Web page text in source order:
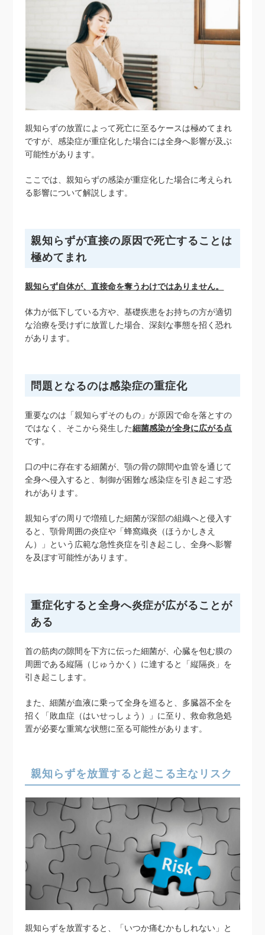
親知らずの放置によって死亡に至るケースは極めてまれ
ですが、感染症が重症化した場合には全身へ影響が及ぶ
可能性があります。
ここでは、親知らずの感染が重症化した場合に考えられ
る影響について解説します。
親知らずが直接の原因で死亡することは
極めてまれ
親知らず自体が、直接命を奪うわけではありません。
体力が低下している方や、基礎疾患をお持ちの方が適切
な治療を受けずに放置した場合、深刻な事態を招く恐れ
があります。
問題となるのは感染症の重症化
重要なのは「親知らずそのもの」が原因で命を落とすの
ではなく、そこから発生した細菌感染が全身に広がる点
です。
口の中に存在する細菌が、顎の骨の隙間や血管を通じて
全身へ侵入すると、制御が困難な感染症を引き起こす恐
れがあります。
親知らずの周りで増殖した細菌が深部の組織へと侵入す
ると、顎骨周囲の炎症や「蜂窩織炎（ほうかしきえ
ん）」という広範な急性炎症を引き起こし、全身へ影響
を及ぼす可能性があります。
重症化すると全身へ炎症が広がることが
ある
首の筋肉の隙間を下方に伝った細菌が、心臓を包む膜の
周囲である縦隔（じゅうかく）に達すると「縦隔炎」を
引き起こします。
また、細菌が血液に乗って全身を巡ると、多臓器不全を
招く「敗血症（はいせっしょう）」に至り、救命救急処
置が必要な重篤な状態に至る可能性があります。
親知らずを放置すると起こる主なリスク
親知らずを放置すると、「いつか痛むかもしれない」と